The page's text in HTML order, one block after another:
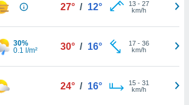
27° / 12° 13- 27
km/h
30%
0.1 l/m²
30° / 16° 17- 36
km/h
24° / 16° 15- 31
km/h